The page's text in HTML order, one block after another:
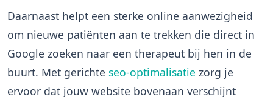
Daarnaast helpt een sterke online aanwezigheid
om nieuwe patiënten aan te trekken die direct in
Google zoeken naar een therapeut bij hen in de
buurt. Met gerichte seo-optimalisatie zorg je
ervoor dat jouw website bovenaan verschijnt